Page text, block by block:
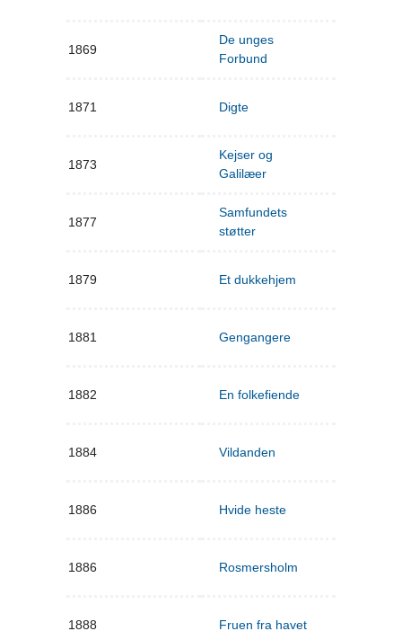
1869
De unges
Forbund
1871 Digte
1873
Kejser og
Galilæer
1877
Samfundets
støtter
1879 Et dukkehjem
1881 Gengangere
1882 En folkefiende
1884 Vildanden
1886 Hvide heste
1886 Rosmersholm
1888 Fruen fra havet